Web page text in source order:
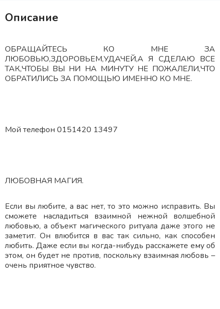
Описание
ОБРАЩАЙТЕСЬ КО МНЕ ЗА
ЛЮБОВЬЮ,ЗДОРОВЬЕМ,УДАЧЕЙ,А Я СДЕЛАЮ ВСЕ
ТАК,ЧТОБЫ ВЫ НИ НА МИНУТУ НЕ ПОЖАЛЕЛИ,ЧТО
ОБРАТИЛИСЬ ЗА ПОМОЩЬЮ ИМЕННО КО МНЕ.
Мой телефон 0151420 13497
ЛЮБОВНАЯ МАГИЯ.
Если вы любите, а вас нет, то это можно исправить. Вы
сможете насладиться взаимной нежной волшебной
любовью, а объект магического ритуала даже этого не
заметит. Он влюбится в вас так сильно, как способен
любить. Даже если вы когда-нибудь расскажете ему об
этом, он будет не против, поскольку взаимная любовь –
очень приятное чувство.